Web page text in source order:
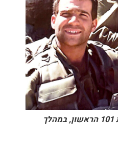
עמרי כוכבא, מ"פ מסייעת 101 הראשון, במהלך